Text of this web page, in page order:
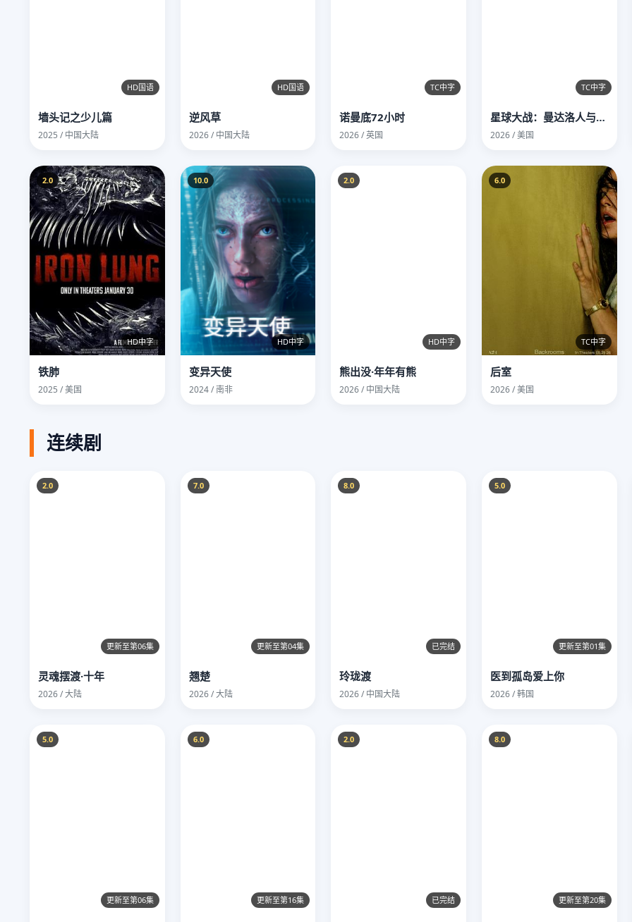
HD国语
墙头记之少儿篇
2025 / 中国大陆
HD国语
逆风草
2026 / 中国大陆
TC中字
诺曼底72小时
2026 / 英国
TC中字
星球大战：曼达洛人与古古
2026 / 美国
2.0
HD中字
铁肺
2025 / 美国
10.0
HD中字
变异天使
2024 / 南非
2.0
HD中字
熊出没·年年有熊
2026 / 中国大陆
6.0
TC中字
后室
2026 / 美国
连续剧
2.0
更新至第06集
灵魂摆渡·十年
2026 / 大陆
7.0
更新至第04集
翘楚
2026 / 大陆
8.0
已完结
玲珑渡
2026 / 中国大陆
5.0
更新至第01集
医到孤岛爱上你
2026 / 韩国
5.0
更新至第06集
6.0
更新至第16集
2.0
已完结
8.0
更新至第20集